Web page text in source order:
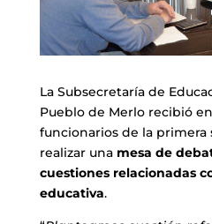
La Subsecretaría de
Pueblo de Merlo recibió
funcionarios de la primera
realizar una mesa de
cuestiones relacionadas
educativa.